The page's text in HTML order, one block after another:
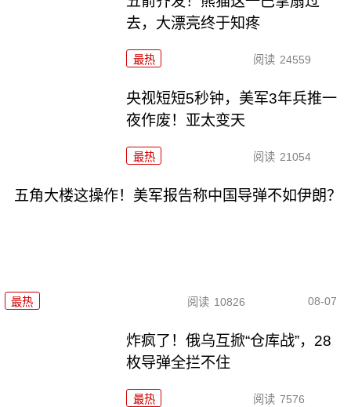
去，大漂亮终于知疼
最热 阅读 24559
央视短短5秒钟，美军3年兵推一
夜作废！亚太变天
最热 阅读 21054
五角大楼这操作！美军报告称中国导弹不如伊朗？
最热 阅读 10826 08-07
炸疯了！俄乌互掀“仓库战”，28
枚导弹全拦不住
最热 阅读 7576